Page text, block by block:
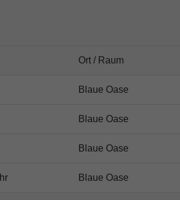
Ort / Raum
Blaue Oase
Blaue Oase
Blaue Oase
Blaue Oase